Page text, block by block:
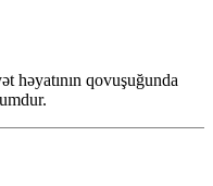
həyatının qovuşuğunda